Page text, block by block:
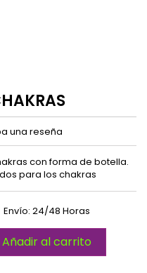
una reseña
con forma de botella.
para los chakras
Envío: 24/48 Horas
Añadir al carrito